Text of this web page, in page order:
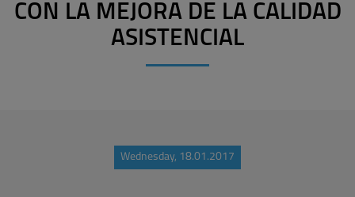
CON LA MEJORA DE LA CALIDAD
ASISTENCIAL
Wednesday, 18.01.2017